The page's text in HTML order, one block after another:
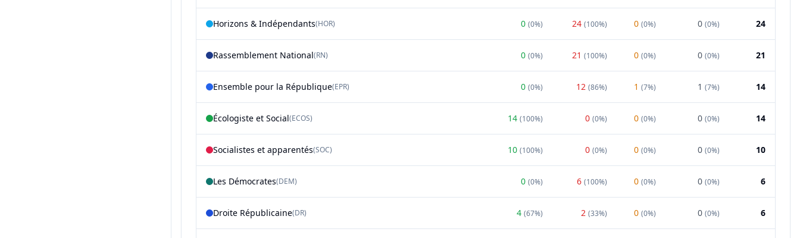
Horizons & Indépendants(HOR) 0 (0%) 24 (100%) 0 (0%) 0 (0%) 24
Rassemblement National(RN) 0 (0%) 21 (100%) 0 (0%) 0 (0%) 21
Ensemble pour la République(EPR) 0 (0%) 12 (86%) 1 (7%) 1 (7%) 14
Écologiste et Social(ECOS) 14 (100%) 0 (0%) 0 (0%) 0 (0%) 14
Socialistes et apparentés(SOC) 10 (100%) 0 (0%) 0 (0%) 0 (0%) 10
Les Démocrates(DEM) 0 (0%) 6 (100%) 0 (0%) 0 (0%) 6
Droite Républicaine(DR) 4 (67%) 2 (33%) 0 (0%) 0 (0%) 6